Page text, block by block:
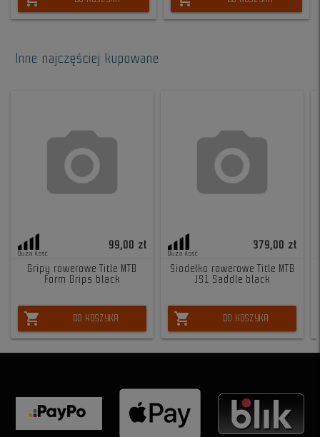
Inne najczęściej kupowane
Duża ilość
99,00 zł
Gripy rowerowe Title MTB
Form Grips black
shopping_cart DO KOSZYKA
Duża ilość
379,00 zł
Siodełko rowerowe Title MTB
JS1 Saddle black
shopping_cart DO KOSZYKA